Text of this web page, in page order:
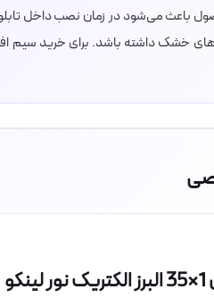
باعث می‌شود در زمان نصب داخل